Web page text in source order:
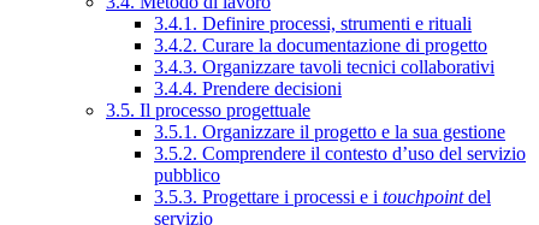
3.4.1. Definire processi, strumenti e rituali
3.4.2. Curare la documentazione di progetto
3.4.3. Organizzare tavoli tecnici collaborativi
3.4.4. Prendere decisioni
3.5. Il processo progettuale
3.5.1. Organizzare il progetto e la sua gestione
3.5.2. Comprendere il contesto d’uso del servizio
pubblico
3.5.3. Progettare i processi e i touchpointdel
servizio